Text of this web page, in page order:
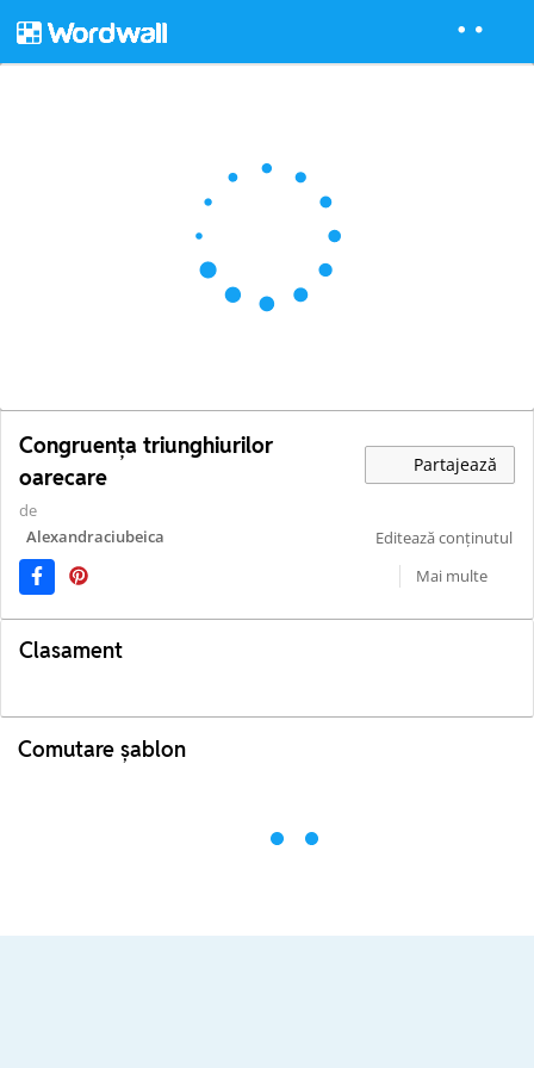
Congruența triunghiurilor
oarecare
Partajează
de
Alexandraciubeica
Editează conținutul
Mai multe
Clasament
Comutare șablon